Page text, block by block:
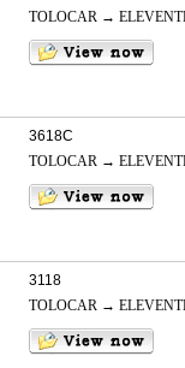
TOLOCAR →
3618C
TOLOCAR →
3118
TOLOCAR →